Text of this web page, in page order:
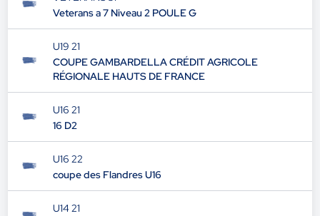
Veterans a 7 Niveau 2 POULE G
U19 21
COUPE GAMBARDELLA CRÉDIT AGRICOLE
RÉGIONALE HAUTS DE FRANCE
U16 21
16 D2
U16 22
coupe des Flandres U16
U14 21